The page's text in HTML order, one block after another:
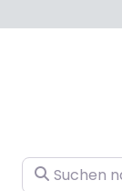
Suchen nach